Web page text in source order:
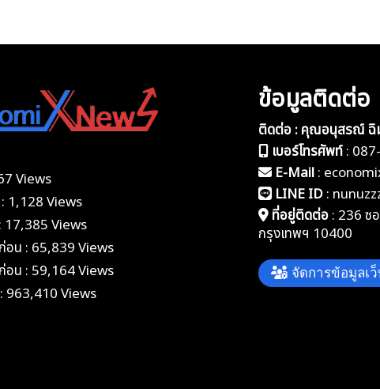
Views
: 1,128 Views
17,385 Views
อน : 65,839 Views
อน : 59,164 Views
963,410 Views
ข้อมูลติดต่อ
ติดต่อ : คุณอนุสรณ์ ฉิ
เบอร์โทรศัพท์:
E-Mail:
LINE ID:
ที่อยู่ติดต่อ: 236 ซ
กรุงเทพฯ 10400
จัดการข้อมูลเ